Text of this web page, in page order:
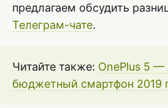
предлагаем обсудить
Телеграм-чате.
Читайте также: OnePlus 5
бюджетный смартфон 2019